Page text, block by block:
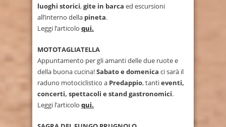
luoghi storici,gite in barca ed escursioni
all’interno della pineta.
Leggi l’articolo qui.
MOTOTAGLIATELLA
Appuntamento per gli amanti delle due ruote e
della buona cucina!Sabato e domenica ci sarà il
raduno motociclistico a Predappio, tantieventi,
concerti, spettacoli e stand gastronomici.
Leggi l’articolo qui.